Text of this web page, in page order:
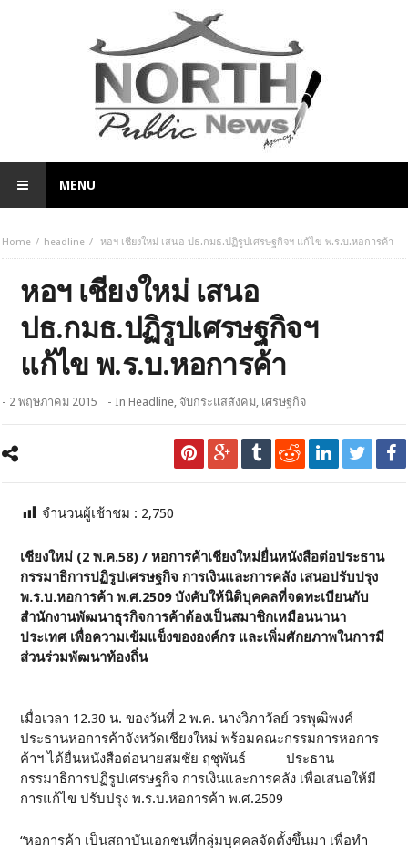
MENU
Home headline หอฯ เชียงใหม่ เสนอ ปธ.กมธ.ปฏิรูปเศรษฐกิจฯ แก้ไข พ.ร.บ.หอการค้า
หอฯ เชียงใหม่ เสนอ
ปธ.กมธ.ปฏิรูปเศรษฐกิจฯ
แก้ไข พ.ร.บ.หอการค้า
- 2 พฤษภาคม 2015 - InHeadline, จับกระแสสังคม, เศรษฐกิจ
จำนวนผู้เช้าชม : 2,750
เชียงใหม่ (2 พ.ค.58) / หอการค้าเชียงใหม่ยื่นหนังสือต่อประธาน
กรรมาธิการปฏิรูปเศรษฐกิจ การเงินและการคลัง เสนอปรับปรุง
พ.ร.บ.หอการค้า พ.ศ.2509 บังคับให้นิติบุคคลที่จดทะเบียนกับ
สำนักงานพัฒนาธุรกิจการค้าต้องเป็นสมาชิกเหมือนนานา
ประเทศ เพื่อความเข้มแข็งขององค์กร และเพิ่มศักยภาพในการมี
ส่วนร่วมพัฒนาท้องถิ่น
เมื่อเวลา 12.30 น. ของวันที่ 2 พ.ค. นางวิภาวัลย์ วรพุฒิพงค์
ประธานหอการค้าจังหวัดเชียงใหม่ พร้อมคณะกรรมการหอการ
ค้าฯ ได้ยื่นหนังสือต่อนายสมชัย ฤชุพันธ์ ประธาน
กรรมาธิการปฏิรูปเศรษฐกิจ การเงินและการคลัง เพื่อเสนอให้มี
การแก้ไข ปรับปรุง พ.ร.บ.หอการค้า พ.ศ.2509
“หอการค้า เป็นสถาบันเอกชนที่กลุ่มบุคคลจัดตั้งขึ้นมา เพื่อทำ